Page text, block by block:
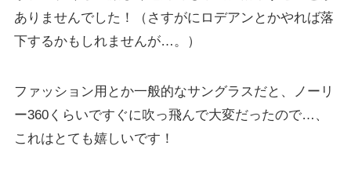
ありませんでした！（さすがにロデアンとかやれば落
下するかもしれませんが…。）
ファッション用とか一般的なサングラスだと、ノーリ
ー360くらいですぐに吹っ飛んで大変だったので…、
これはとても嬉しいです！